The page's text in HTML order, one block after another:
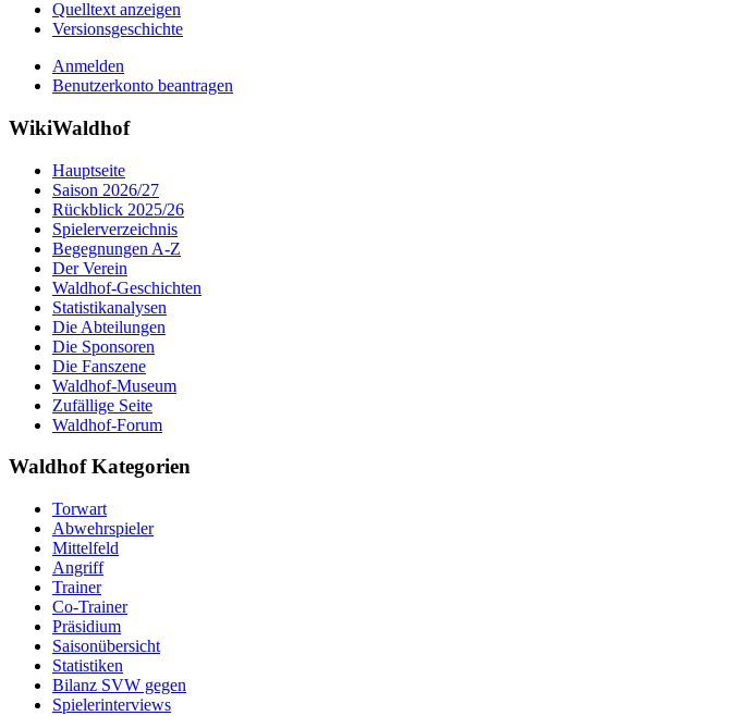
Quelltext anzeigen
Versionsgeschichte
Anmelden
Benutzerkonto beantragen
WikiWaldhof
Hauptseite
Saison 2026/27
Rückblick 2025/26
Spielerverzeichnis
Begegnungen A-Z
Der Verein
Waldhof-Geschichten
Statistikanalysen
Die Abteilungen
Die Sponsoren
Die Fanszene
Waldhof-Museum
Zufällige Seite
Waldhof-Forum
Waldhof Kategorien
Torwart
Abwehrspieler
Mittelfeld
Angriff
Trainer
Co-Trainer
Präsidium
Saisonübersicht
Statistiken
Bilanz SVW gegen
Spielerinterviews